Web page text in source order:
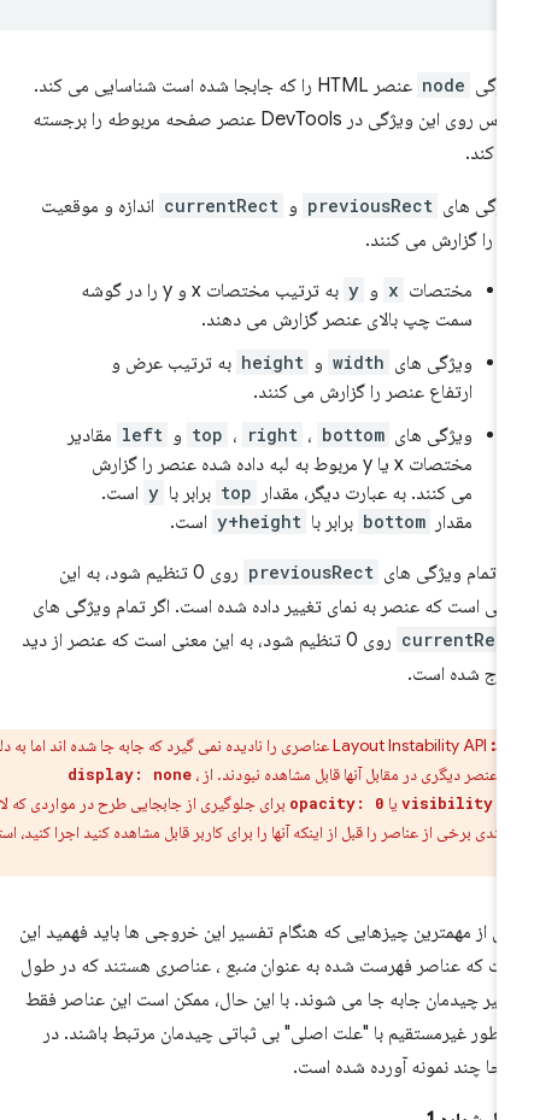
node
عنصر HTML را که جابجا شده است شناسایی می کند.
ماوس روی این ویژگی در DevTools عنصر صفحه مربوطه را برجسته
های previousRect و currentRect اندازه و موقعیت
را گزارش می کنند.
مختصات x و
به ترتیب مختصات x و y را در گوشه
سمت چپ بالای عنصر گزارش می دهند.
ویژگی های width و height به ترتیب عرض و
ارتفاع عنصر را گزارش می کنند.
ویژگی های
top ، right ، bottom و left مقادیر
مختصات x یا y مربوط به لبه داده شده عنصر را گزارش
می کنند. به عبارت دیگر، مقدار top برابر با y است.
مقدار bottom برابر با y+height است.
تمام ویژگی های previousRect
روی 0 تنظیم شود، به این
است که عنصر به نمای تغییر داده شده است. اگر تمام ویژگی های
روی 0 تنظیم شود، به این معنی است که عنصر از دید
شده است.
Layout Instability API عناصری را نادیده نمی گیرد که جابه جا شده اند اما به دلیل
عنصر دیگری در مقابل آنها قابل مشاهده نبودند. از display: none،
visibility:یاopacity: 0برای جلوگیری از جابجایی طرح در مواردی که لازم
برخی از عناصر را قبل از اینکه آنها را برای کاربر قابل مشاهده کنید اجرا کنید، استفاده
از مهمترین چیزهایی که هنگام تفسیر این خروجی ها باید فهمید این
که عناصر فهرست شده به عنوانمنبع، عناصری هستند که در طول
چیدمان جابه جا می شوند. با این حال، ممکن است این عناصر فقط
طور غیرمستقیم با "علت اصلی" بی ثباتی چیدمان مرتبط باشند. در
چند نمونه آورده شده است.